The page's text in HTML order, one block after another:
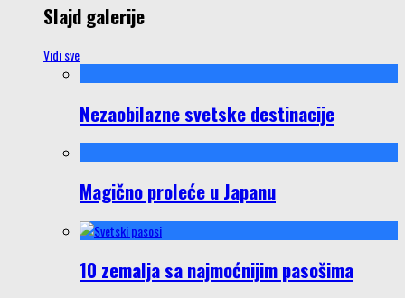
Slajd galerije
Vidi sve
Nezaobilazne svetske destinacije
Magično proleće u Japanu
10 zemalja sa najmoćnijim pasošima